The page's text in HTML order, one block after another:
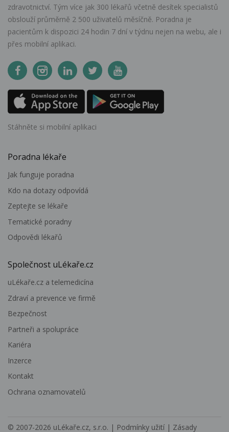
zdravotnictví. Tým více jak 300 lékařů včetně desítek specialistů
obslouží průměrně 2 500 uživatelů měsíčně. Poradna je
pacientům k dispozici 24 hodin 7 dní v týdnu nejen na webu, ale i
přes mobilní aplikaci.
Stáhněte si mobilní aplikaci
Poradna lékaře
Jak funguje poradna
Kdo na dotazy odpovídá
Zeptejte se lékaře
Tematické poradny
Odpovědi lékařů
Společnost uLékaře.cz
uLékaře.cz a telemedicína
Zdraví a prevence ve firmě
Bezpečnost
Partneři a spolupráce
Kariéra
Inzerce
Kontakt
Ochrana oznamovatelů
© 2007-2026 uLékaře.cz, s.r.o. | Podmínky užití | Zásady